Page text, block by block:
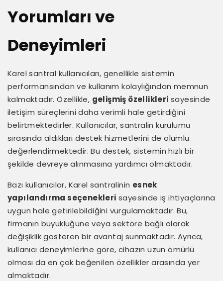
Yorumları ve
Deneyimleri
Karel santral kullanıcıları, genellikle sistemin
performansından ve kullanım kolaylığından memnun
kalmaktadır. Özellikle, gelişmiş özellikleri sayesinde
iletişim süreçlerini daha verimli hale getirdiğini
belirtmektedirler. Kullanıcılar, santralin kurulumu
sırasında aldıkları destek hizmetlerini de olumlu
değerlendirmektedir. Bu destek, sistemin hızlı bir
şekilde devreye alınmasına yardımcı olmaktadır.
Bazı kullanıcılar, Karel santralinin esnek
yapılandırma seçenekleri sayesinde iş ihtiyaçlarına
uygun hale getirilebildiğini vurgulamaktadır. Bu,
firmanın büyüklüğüne veya sektöre bağlı olarak
değişiklik gösteren bir avantaj sunmaktadır. Ayrıca,
kullanıcı deneyimlerine göre, cihazın uzun ömürlü
olması da en çok beğenilen özellikler arasında yer
almaktadır.